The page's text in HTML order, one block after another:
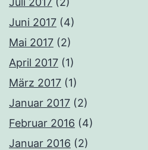
Juni 2017 (4)
Mai 2017 (2)
April 2017 (1)
März 2017 (1)
Januar 2017 (2)
Februar 2016 (4)
Januar 2016 (2)